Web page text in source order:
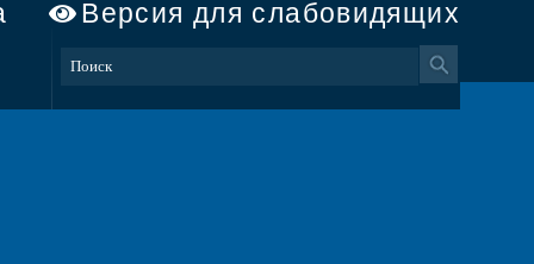
Версия для слабовидящих